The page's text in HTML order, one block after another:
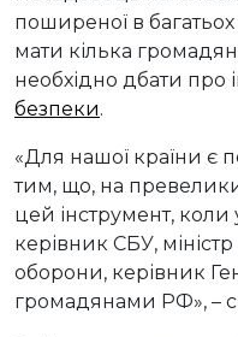
поширеної в багатьох
мати кілька
необхідно дбати про
безпеки.
«Для нашої країни є
тим, що, на
цей інструмент, коли
керівник СБУ, міністр
оборони, керівник
громадянами РФ», –